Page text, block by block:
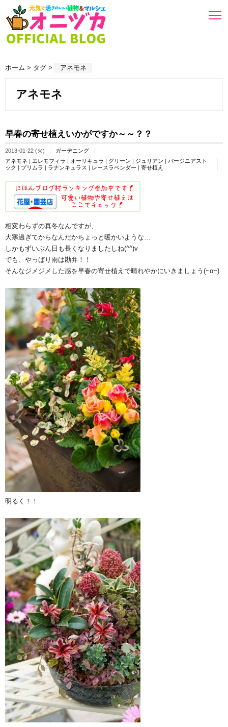
ホーム > タグ > アネモネ
アネモネ
早春の寄せ植えいかがですか～～？？
2013-01-22 (火)
ガーデニング
アネモネ | エレモフィラ | オーリキュラ | グリーン | ジュリアン | バージニアスト
ック | プリムラ | ラナンキュラス | レースラベンダー | 寄せ植え
相変わらずの真冬なんですが、
大寒過ぎてからなんだかちょっと暖かいような…
しかもずいぶん日も長くなりましたしね(^^)v
でも、やっぱり雨は勘弁！！
そんなジメジメした感を早春の寄せ植えで晴れやかにいきましょう(~o~)
明るく！！